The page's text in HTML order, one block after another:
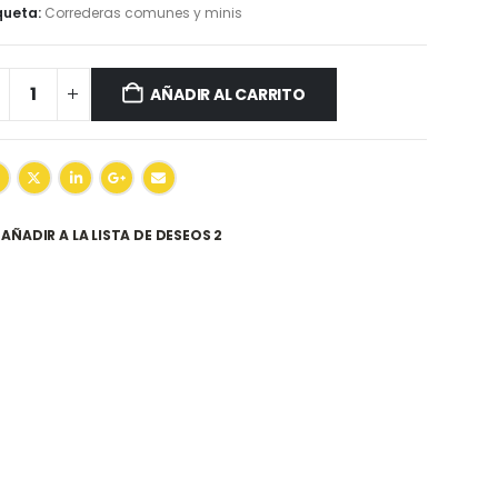
Correderas comunes y minis
AÑADIR AL CARRITO
AÑADIR A LA LISTA DE DESEOS 2